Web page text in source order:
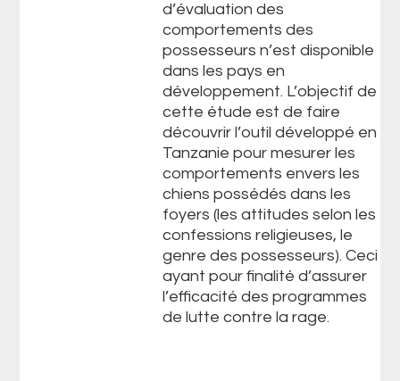
d’évaluation des
comportements des
possesseurs n’est disponible
dans les pays en
développement. L’objectif de
cette étude est de faire
découvrir l’outil développé en
Tanzanie pour mesurer les
comportements envers les
chiens possédés dans les
foyers (les attitudes selon les
confessions religieuses, le
genre des possesseurs). Ceci
ayant pour finalité d’assurer
l’efficacité des programmes
de lutte contre la rage.